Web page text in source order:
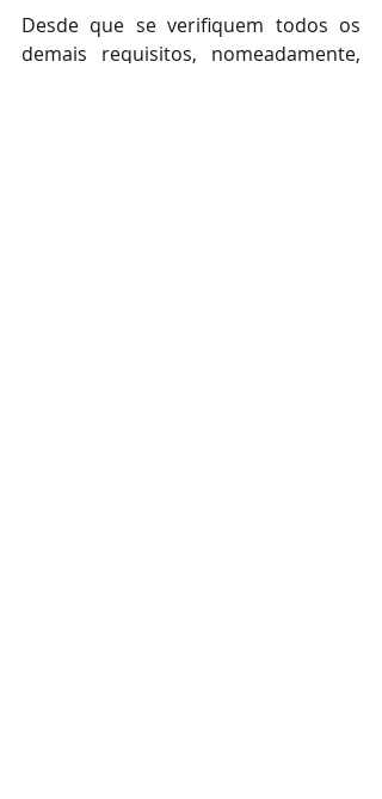
Desde que se verifiquem todos os
demais requisitos, nomeadamente,